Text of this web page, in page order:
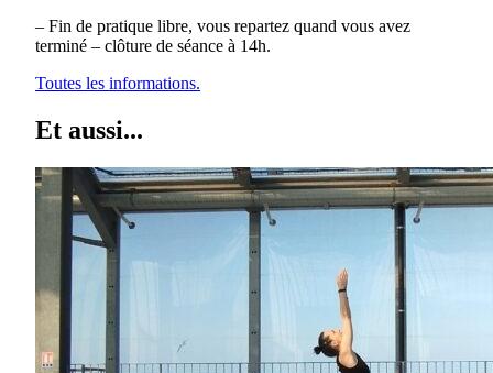
– Fin de pratique libre, vous repartez quand vous avez
terminé – clôture de séance à 14h.
Toutes les informations.
Et aussi...